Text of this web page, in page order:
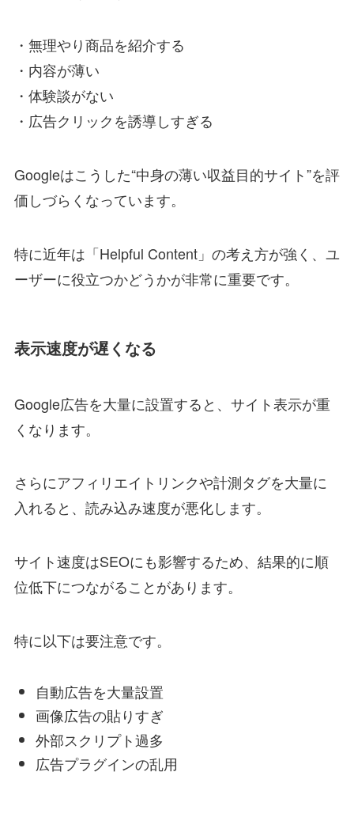
・無理やり商品を紹介する
・内容が薄い
・体験談がない
・広告クリックを誘導しすぎる
Googleはこうした“中身の薄い収益目的サイト”を評
価しづらくなっています。
特に近年は「Helpful Content」の考え方が強く、ユ
ーザーに役立つかどうかが非常に重要です。
表示速度が遅くなる
Google広告を大量に設置すると、サイト表示が重
くなります。
さらにアフィリエイトリンクや計測タグを大量に
入れると、読み込み速度が悪化します。
サイト速度はSEOにも影響するため、結果的に順
位低下につながることがあります。
特に以下は要注意です。
自動広告を大量設置
画像広告の貼りすぎ
外部スクリプト過多
広告プラグインの乱用